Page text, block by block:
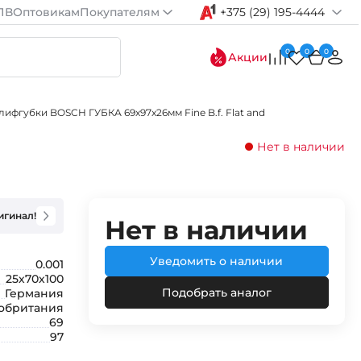
ОптовикамПокупателям +375 (29) 195-4444
Акции 0 0 0
BOSCH ГУБКА 69x97x26мм Fine B.f. Flat and
Нет в наличии
0.001
25х70х100
Германия
69
97
Нет в наличии
Уведомить о наличии
Подобрать аналог